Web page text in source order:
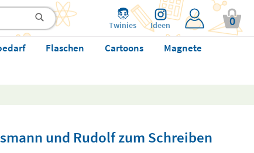
Twinies Ideen 0
Flaschen Cartoons
Magnete
und Rudolf zum Schreiben